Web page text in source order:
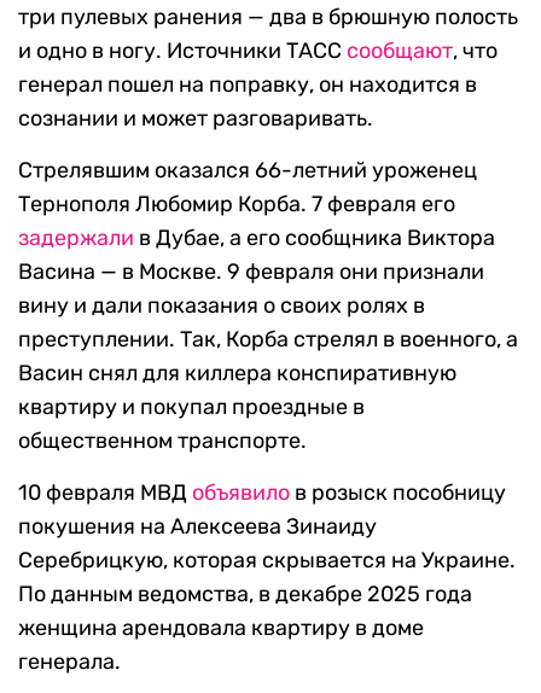
три пулевых ранения — два в брюшную полость
и одно в ногу. Источники ТАСС сообщают, что
генерал пошел на поправку, он находится в
сознании и может разговаривать.
Стрелявшим оказался 66-летний уроженец
Тернополя Любомир Корба. 7 февраля его
задержали в Дубае, а его сообщника Виктора
Васина — в Москве. 9 февраля они признали
вину и дали показания о своих ролях в
преступлении. Так, Корба стрелял в военного, а
Васин снял для киллера конспиративную
квартиру и покупал проездные в
общественном транспорте.
10 февраля МВД объявило в розыск пособницу
покушения на Алексеева Зинаиду
Серебрицкую, которая скрывается на Украине.
По данным ведомства, в декабре 2025 года
женщина арендовала квартиру в доме
генерала.